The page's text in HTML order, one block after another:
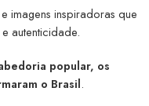
imagens inspiradoras que
autenticidade.
popular, os
o Brasil.